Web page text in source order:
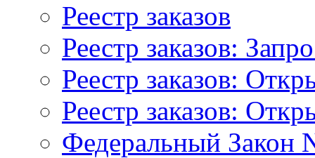
Реестр заказов
Реестр заказов:
Реестр заказов:
Реестр заказов:
Федеральный Закон